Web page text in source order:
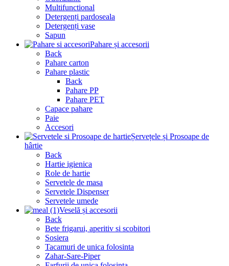
Multifunctional
Detergenți pardoseala
Detergenți vase
Sapun
Pahare și accesorii
Back
Pahare carton
Pahare plastic
Back
Pahare PP
Pahare PET
Capace pahare
Paie
Accesori
Șervețele și Prosoape de
hârtie
Back
Hartie igienica
Role de hartie
Servetele de masa
Servetele Dispenser
Servetele umede
Veselă și accesorii
Back
Bete frigarui, aperitiv si scobitori
Sosiera
Tacamuri de unica folosinta
Zahar-Sare-Piper